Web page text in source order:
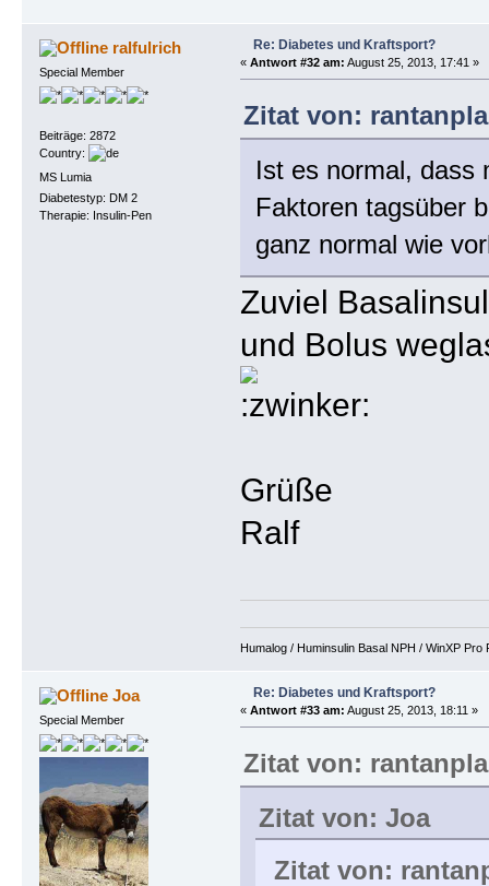
ralfulrich
Special Member
Beiträge: 2872
Country:
MS Lumia
Diabetestyp: DM 2
Therapie: Insulin-Pen
Re: Diabetes und Kraftsport?
« Antwort #32 am: August 25, 2013, 17:41 »
Zitat von:
Ist es normal, dass
Faktoren tagsüber
ganz normal wie
Zuviel
und Bolus
Grüße
Ralf
Humalog / Huminsulin Basal NPH / WinXP
Joa
Special Member
Re: Diabetes und Kraftsport?
« Antwort #33 am: August 25, 2013, 18:11 »
Zitat von:
Zitat von: Joa
Zitat von: